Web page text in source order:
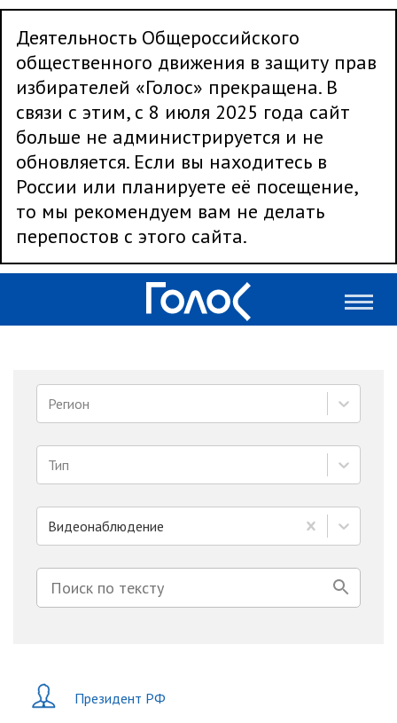
Деятельность Общероссийского
общественного движения в защиту прав
избирателей «Голос» прекращена. В
связи с этим, с 8 июля 2025 года сайт
больше не администрируется и не
обновляется. Если вы находитесь в
России или планируете её посещение,
то мы рекомендуем вам не делать
перепостов с этого сайта.
Регион
Тип
Видеонаблюдение
Президент РФ